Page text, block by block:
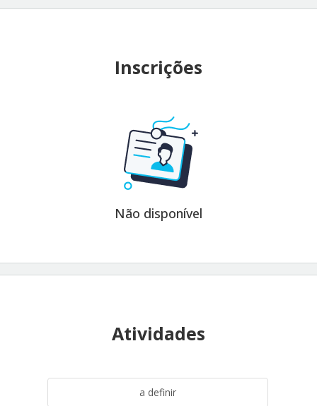
Inscrições
Não disponível
Atividades
a definir